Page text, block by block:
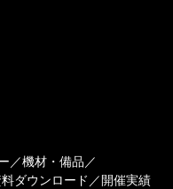
機材・備品
ダウンロード 開催実績